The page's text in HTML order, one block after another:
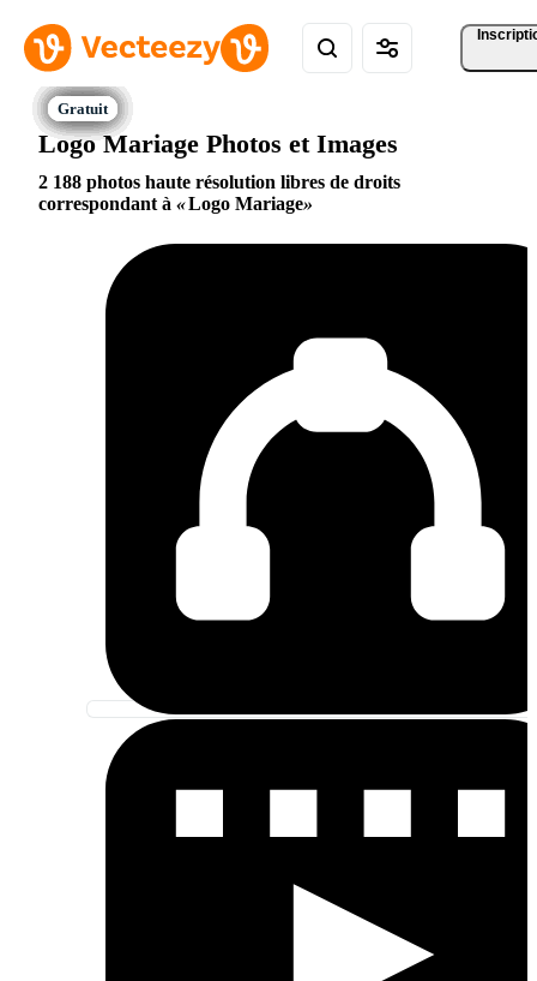
Logo Mariage Photos et Images
2 188 photos haute résolution libres de droits
correspondant à
Logo Mariage